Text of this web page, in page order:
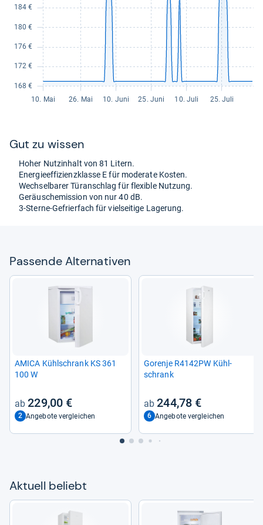
Gut zu wis­sen
Hoher Nut­zin­halt von 81 Litern.
Ener­gie­ef­fi­zi­enz­klasse E für mode­rate Kos­ten.
Wech­sel­ba­rer Tür­an­schlag für fle­xi­ble Nut­zung.
Geräusche­mis­sion von nur 40 dB.
3-​Sterne-​Gefrier­fach für viel­sei­tige Lage­rung.
Pas­sende Alter­na­ti­ven
AMICA Kühl­schrank KS 361
100 W
229,00 €
2 Angebote vergleichen
Gorenje R4142PW Kühl­
schrank
244,78 €
6 Angebote vergleichen
Aktu­ell beliebt